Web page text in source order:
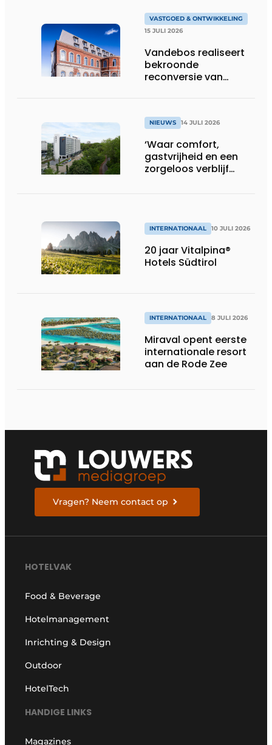
VASTGOED & ONTWIKKELING
15 JULI 2026
Vandebos realiseert
bekroonde
reconversie van
NIEUWS 14 JULI 2026
‘Waar comfort,
gastvrijheid en een
zorgeloos verblijf
INTERNATIONAAL 10 JULI 2026
20 jaar Vitalpina®
Hotels Südtirol
INTERNATIONAAL 8 JULI 2026
Miraval opent eerste
internationale resort
aan de Rode Zee
Vragen? Neem contact op
HOTELVAK
Food & Beverage
Hotelmanagement
Inrichting & Design
Outdoor
HotelTech
HANDIGE LINKS
Magazines